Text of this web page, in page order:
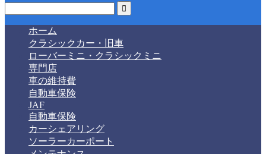
ホーム
クラシックカー・旧車
ローバーミニ・クラシックミニ
専門店
車の維持費
自動車保険
JAF
自動車保険
カーシェアリング
ソーラーカーポート